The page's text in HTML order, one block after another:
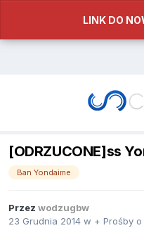
LINK DO
[ODRZUCONE]ss
Ban Yondaime
Przez wodzugbw
23 Grudnia 2014 w + Prośby o